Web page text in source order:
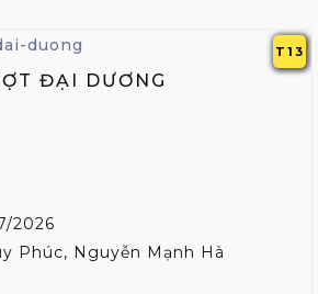
T13
ĐẠI DƯƠNG
2026
Phúc, Nguyễn Mạnh Hà